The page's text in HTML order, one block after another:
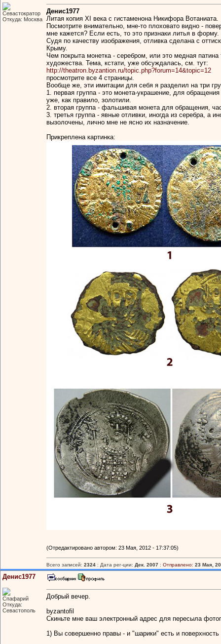
Севастократор
Откуда: Москва
Денис1977
Литая копия XI века с гистаменона Никифора Вотаниата.
Посмотрите внимательно, мне-то плоховато видно -
мне кажется? Если есть, то это признаки литья в форму.
Судя по качеству изображения, отливка сделана с
Крыму.
Чем покрыта монетка - серебром, или это медная
художества. Тема, кстати, уже обсуждалась, см. тут:
http://theatron.byzantion.ru/topic.php?forum=14&topic=12
просмотрите все 4 страницы.
Вообще же, эти имитации для себя я разделил на три
1. первая группа - это монета-украшение, для
уже, как правило, золотили.
2. вторая группа - фальшивая монета для обращения,
3. третья группа - явные отливки, иногда из серебра, а
вызолочены, лично мне не ясно их назначение.
Прикреплена картинка:
(Отредактировано автором: 23 Мая, 2012 - 17:37:05)
Всего записей: 2324 : Дата рег-ции: Дек. 2007 : Отправлено: 23 Мая,
Денис1977
Спафарий
Откуда:
Севастополь
Добрый вечер.
byzantofil
Скиньте мне ваш электронный адрес для пересыла
1) Вы совершенно правы - и "шарики" есть и